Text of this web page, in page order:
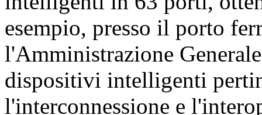
esempio, presso il porto
l'Amministrazione
dispositivi intelligenti
l'interconnessione e